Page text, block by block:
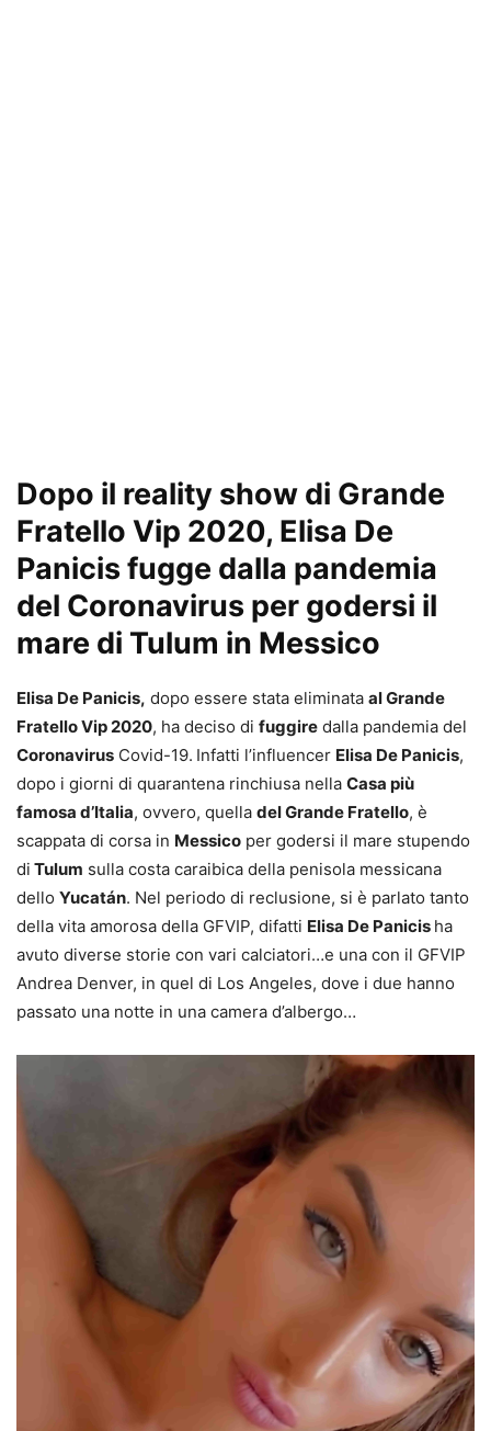
Dopo il reality show di Grande
Fratello Vip 2020, Elisa De
Panicis fugge dalla pandemia
del Coronavirus per godersi il
mare di Tulum in Messico
Elisa De Panicis, dopo essere stata eliminata al Grande
Fratello Vip 2020, ha deciso di fuggire dalla pandemia del
Coronavirus Covid-19. Infatti l’influencer Elisa De Panicis,
dopo i giorni di quarantena rinchiusa nella Casa più
famosa d’Italia, ovvero, quella del Grande Fratello, è
scappata di corsa in Messico per godersi il mare stupendo
di Tulum sulla costa caraibica della penisola messicana
dello Yucatán. Nel periodo di reclusione, si è parlato tanto
della vita amorosa della GFVIP, difatti Elisa De Panicis ha
avuto diverse storie con vari calciatori…e una con il GFVIP
Andrea Denver, in quel di Los Angeles, dove i due hanno
passato una notte in una camera d’albergo…